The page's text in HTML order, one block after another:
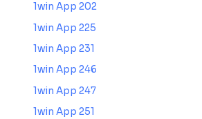
1win App 202
1win App 225
1win App 231
1win App 246
1win App 247
1win App 251